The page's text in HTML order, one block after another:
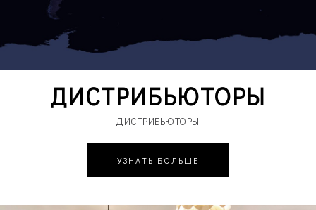
ДИСТРИБЬЮТОРЫ
ДИСТРИБЬЮТОРЫ
УЗНАТЬ БОЛЬШЕ